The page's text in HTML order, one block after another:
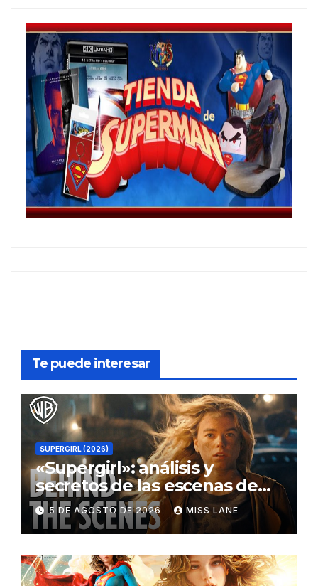
Te puede interesar
SUPERGIRL (2026)
«Supergirl»: análisis y
secretos de las escenas de
lucha
5 DE AGOSTO DE 2026 MISS LANE